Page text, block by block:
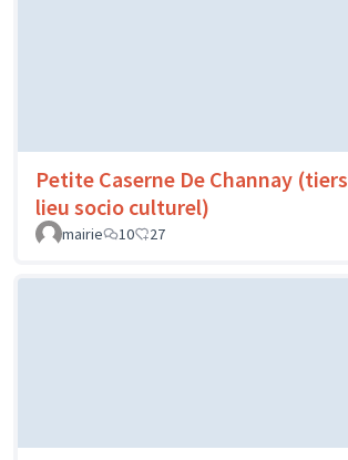
Petite Caserne De Channay (tiers
lieu socio culturel)
mairie
10 27